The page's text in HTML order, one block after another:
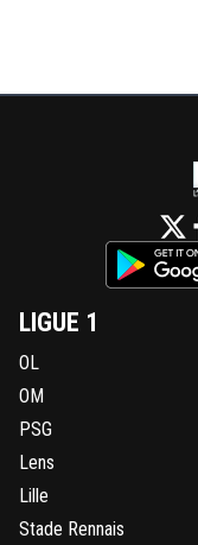
LIGUE 1
OL
OM
PSG
Lens
Lille
Stade Rennais